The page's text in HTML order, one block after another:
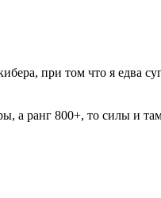
при том что я едва
а ранг 800+, то силы и